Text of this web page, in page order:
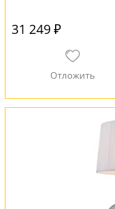
31 249 ₽